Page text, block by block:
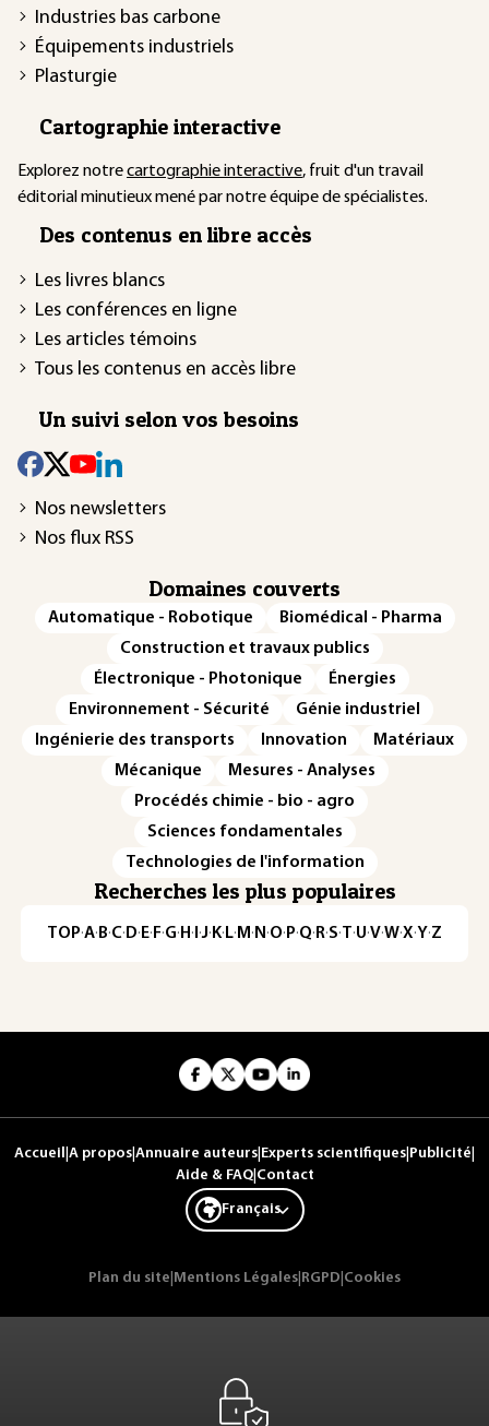
Industries bas carbone
Équipements industriels
Plasturgie
Cartographie interactive
Explorez notrecartographie interactive, fruit d'un travail
éditorial minutieux mené par notre équipe de spécialistes.
Des contenus en libre accès
Les livres blancs
Les conférences en ligne
Les articles témoins
Tous les contenus en accès libre
Un suivi selon vos besoins
Nos newsletters
Nos flux RSS
Domaines couverts
Automatique - Robotique
Biomédical - Pharma
Construction et travaux publics
Électronique - Photonique
Énergies
Environnement - Sécurité
Génie industriel
Ingénierie des transports
Innovation
Matériaux
Mécanique
Mesures - Analyses
Procédés chimie - bio - agro
Sciences fondamentales
Technologies de l'information
Recherches les plus populaires
TOP·A·B·C· D· E· F·G· H · ·J· K· L· M · N ·O· P·Q· R·S·T·U·V·W·X·Y·Z
Accueil A propos Annuaire auteurs Experts scientifiques Publicité
Aide & FAQ| Contact
Français
Plan du site Mentions Légales RGPD Cookies